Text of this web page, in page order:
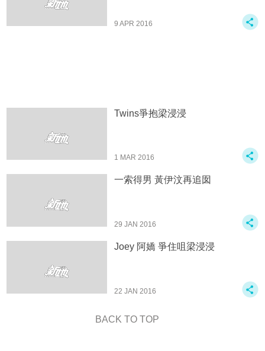
9 APR 2016
Twins爭抱梁浸浸
1 MAR 2016
一索得男 黃伊汶再追囡
29 JAN 2016
Joey 阿嬌 爭住咀梁浸浸
22 JAN 2016
BACK TO TOP